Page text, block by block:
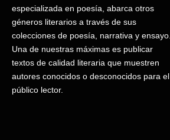
especializada en poesía, abarca otros
géneros literarios a través de sus
colecciones de poesía, narrativa y ensayo.
Una de nuestras máximas es publicar
textos de calidad literaria que muestren
autores conocidos o desconocidos para el
público lector.